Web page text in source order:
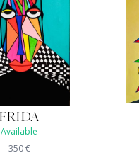
FRIDA
Available
350€